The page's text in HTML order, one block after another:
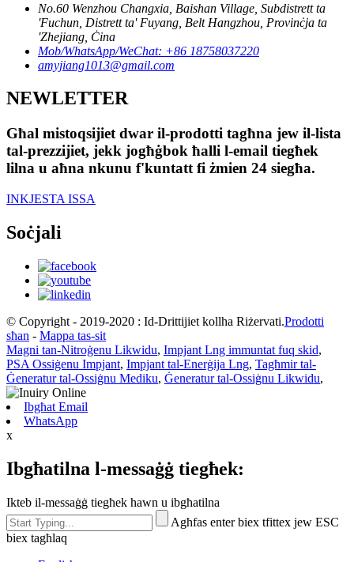
No.60 Wenzhou Changxia, Baishan Village, Subdistrett ta
'Fuchun, Distrett ta' Fuyang, Belt Hangzhou, Provinċja ta
'Zhejiang, Ċina
Mob/WhatsApp/WeChat: +86 18758037220
amyjiang1013@gmail.com
NEWLETTER
Għal mistoqsijiet dwar il-prodotti tagħna jew il-lista
tal-prezzijiet, jekk jogħġbok ħalli l-email tiegħek
lilna u aħna nkunu f'kuntatt fi żmien 24 siegħa.
INKJESTA ISSA
Soċjali
© Copyright - 2019-2020 : Id-Drittijiet kollha Riżervati.Prodotti
sħan - Mappa tas-sit
Magni tan-Nitroġenu Likwidu, Impjant Lng immuntat fuq skid,
PSA Ossiġenu Impjant, Impjant tal-Enerġija Lng, Tagħmir tal-
Ġeneratur tal-Ossiġnu Mediku, Ġeneratur tal-Ossiġnu Likwidu,
Ibgħat Email
WhatsApp
x
Ibgħatilna l-messaġġ tiegħek:
Ikteb il-messaġġ tiegħek hawn u ibgħatilna
Agħfas enter biex tfittex jew ESC
biex tagħlaq